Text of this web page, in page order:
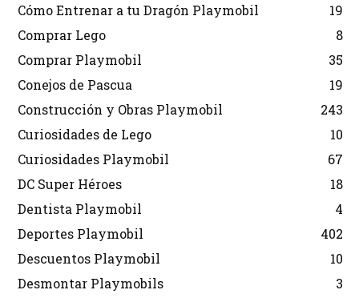
Cómo Entrenar a tu Dragón Playmobil
19
Comprar Lego
8
Comprar Playmobil
35
Conejos de Pascua
19
Construcción y Obras Playmobil
243
Curiosidades de Lego
10
Curiosidades Playmobil
67
DC Super Héroes
18
Dentista Playmobil
4
Deportes Playmobil
402
Descuentos Playmobil
10
Desmontar Playmobils
3